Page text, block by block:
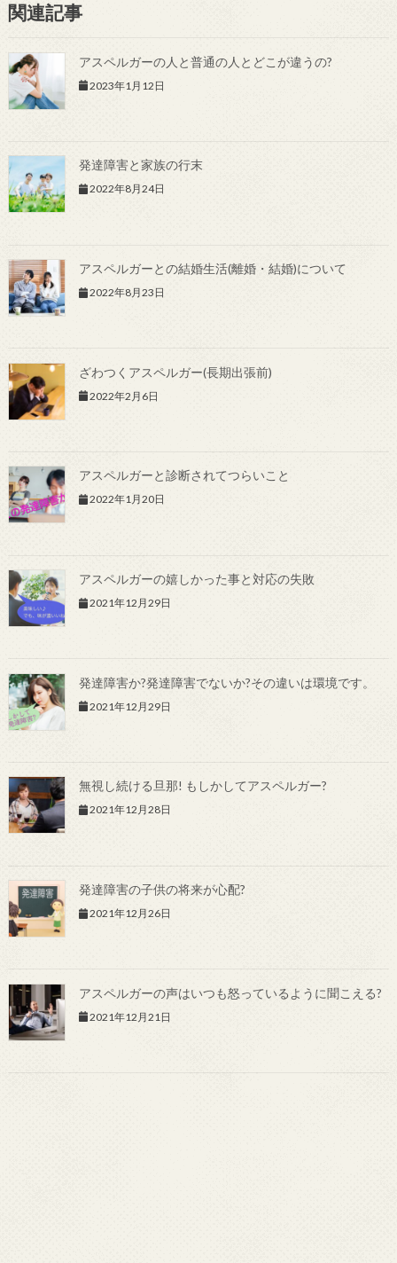
関連記事
アスペルガーの人と普通の人とどこが違うの?
2023年1月12日
発達障害と家族の行末
2022年8月24日
アスペルガーとの結婚生活(離婚・結婚)について
2022年8月23日
ざわつくアスペルガー(長期出張前)
2022年2月6日
アスペルガーと診断されてつらいこと
2022年1月20日
アスペルガーの嬉しかった事と対応の失敗
2021年12月29日
発達障害か?発達障害でないか?その違いは環境です。
2021年12月29日
無視し続ける旦那! もしかしてアスペルガー?
2021年12月28日
発達障害の子供の将来が心配?
2021年12月26日
アスペルガーの声はいつも怒っているように聞こえる?
2021年12月21日